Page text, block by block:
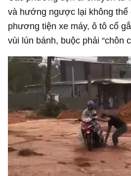
và hướng ngược lại không thể
phương tiện xe máy, ô tô cố
vùi lún bánh, buộc phải “chôn